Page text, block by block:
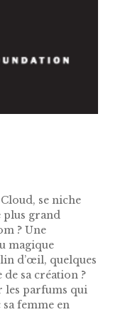
se niche
plus grand
? Une
magique
d’œil, quelques
de sa création ?
les parfums qui
femme en